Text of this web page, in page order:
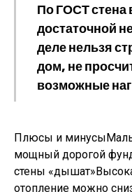
По ГОСТ стена
достаточной
деле нельзя
дом, не
возможные
Плюсы и
мощный дорогой
стены
отопление можно